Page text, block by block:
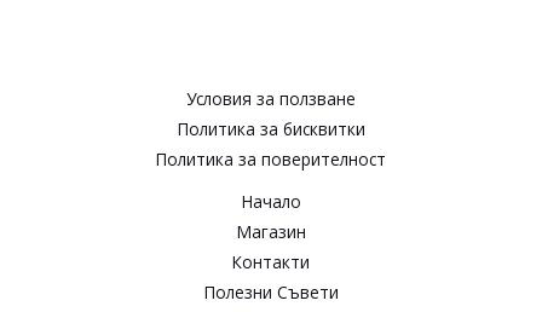
Условия за ползване​
Политика за бисквитки​
Политика за поверителност​
Начало
Магазин
Контакти
Полезни Съвети